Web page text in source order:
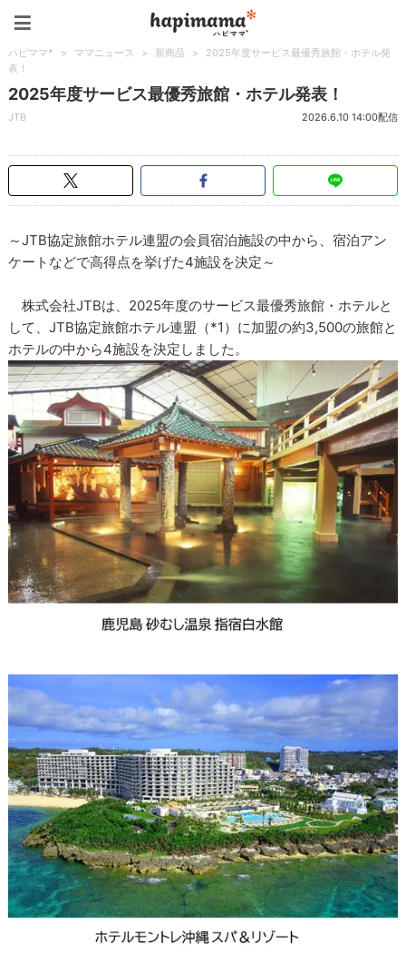
ハピママ* > ママニュース > 新商品 >
2025年度サービス最優秀旅館・ホテル発
表！
2025年度サービス最優秀旅館・ホテル発表！
JTB 2026.6.10 14:00配信
～JTB協定旅館ホテル連盟の会員宿泊施設の中から、宿泊アン
ケートなどで高得点を挙げた4施設を決定～
株式会社JTBは、2025年度のサービス最優秀旅館・ホテルと
して、JTB協定旅館ホテル連盟（*1）に加盟の約3,500の旅館と
ホテルの中から4施設を決定しました。